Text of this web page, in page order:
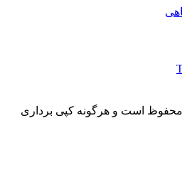
است و هرگونه کپی برداری